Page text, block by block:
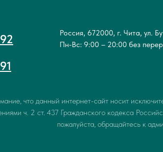
что данный интернет-сайт носит
ч. 2 ст. 437 Гражданского кодекса
пожалуйста, обращайтесь к
Россия, 672000, г. Чита, ул.
Пн-Вс: 9:00 – 20:00 без